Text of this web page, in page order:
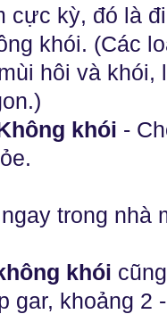
cực kỳ, đó là
khói. (Các
hôi và khói,
khói -
trong nhà
khói
gar, khoảng 2